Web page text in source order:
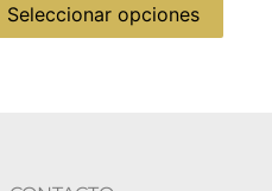
Seleccionar opciones